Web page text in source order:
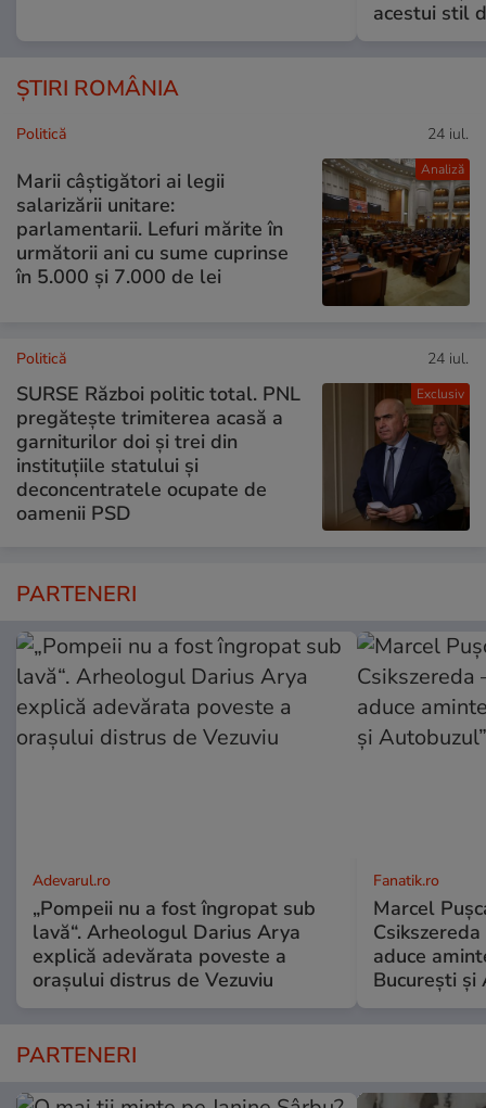
acestui stil
ȘTIRI ROMÂNIA
Analiză
Politică 24 iul.
Marii câștigători ai legii
salarizării unitare:
parlamentarii. Lefuri mărite în
următorii ani cu sume cuprinse
în 5.000 și 7.000 de lei
Exclusiv
Politică 24 iul.
SURSE Război politic total. PNL
pregătește trimiterea acasă a
garniturilor doi și trei din
instituțiile statului și
deconcentratele ocupate de
oamenii PSD
PARTENERI
Adevarul.ro
„Pompeii nu a fost îngropat sub
lavă“. Arheologul Darius Arya
explică adevărata poveste a
orașului distrus de Vezuviu
Fanatik.ro
Marcel
aduce
București și
PARTENERI